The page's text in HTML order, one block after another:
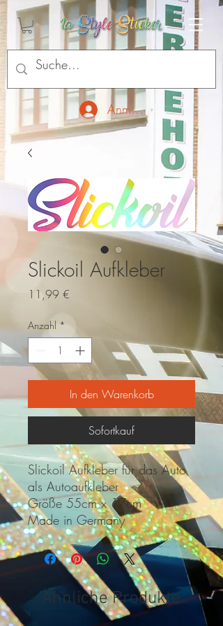
Anmelden
Slickoil Aufkleber
11,99 €
Anzahl *
In den Warenkorb
Sofortkauf
Slickoil Aufkleber für das Auto
als Autoaufkleber
Größe 55cm x 17cm
Made in Germany
Ähnliche Produkte